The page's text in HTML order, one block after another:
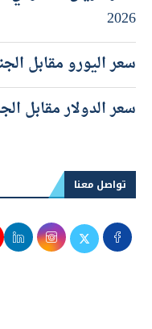
2026
سعر اليورو مقابل الجنيه
سعر الدولار مقابل الجنيه
تواصل معنا